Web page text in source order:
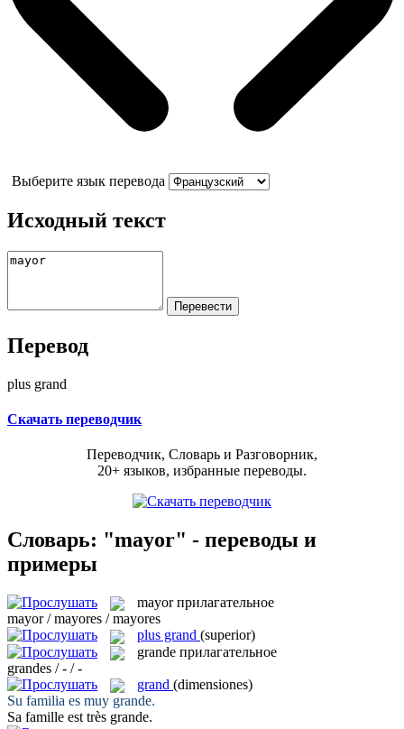
Выберите язык перевода
Исходный текст
Перевод
plus grand
Скачать переводчик
Переводчик, Словарь и Разговорник,
20+ языков, избранные переводы.
Словарь: "mayor" - переводы и
примеры
mayor прилагательное
mayor / mayores / mayores
plus grand (superior)
grande прилагательное
grandes / - / -
grand (dimensiones)
Su familia es muy grande.
Sa famille est très grande.